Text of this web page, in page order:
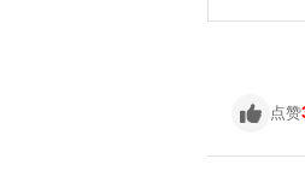
点赞